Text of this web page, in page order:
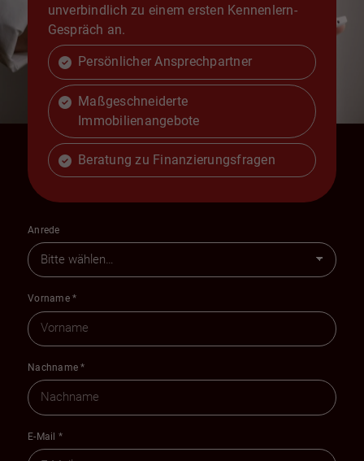
unverbindlich zu einem ersten Kennenlern-
Gespräch an.
Persönlicher Ansprechpartner
Maßgeschneiderte
Immobilienangebote
Beratung zu Finanzierungsfragen
Anrede
Vorname*
Nachname*
E-Mail *